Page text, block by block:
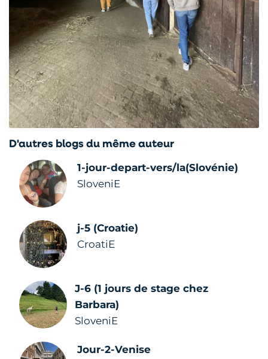
D'autres blogs du même auteur
1-jour-depart-vers/la(Slovénie)
SloveniE
j-5 (Croatie)
CroatiE
J-6 (1 jours de stage chez
Barbara)
SloveniE
Jour-2-Venise